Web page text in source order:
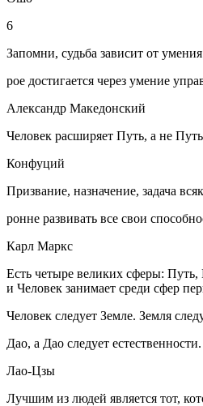
6
Запомни, судьба зависит от
рое достигается через умение
Александр Македонский
Человек расширяет Путь, а не
Конфуций
Призвание, назначение, задача
ронне развивать все свои
Карл Маркс
Есть четыре великих сферы:
и Человек занимает среди сфер
Человек следует Земле. Земля
Дао, а Дао следует естественности.
Лао-Цзы
Лучшим из людей является тот,